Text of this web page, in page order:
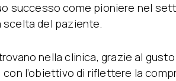
successo come pioniere nel
scelta del paziente.
nella clinica, grazie al
con l’obiettivo di riflettere la